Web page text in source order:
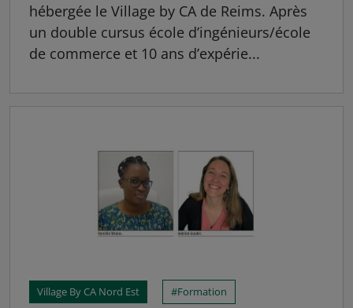
hébergée le Village by CA de Reims. Après
un double cursus école d’ingénieurs/école
de commerce et 10 ans d’expérie...
Village By CA Nord Est Formation